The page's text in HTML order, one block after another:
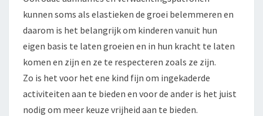
kunnen soms als elastieken de groei belemmeren en
daarom is het belangrijk om kinderen vanuit hun
eigen basis te laten groeien en in hun kracht te laten
komen en zijn en ze te respecteren zoals ze zijn.
Zo is het voor het ene kind fijn om ingekaderde
activiteiten aan te bieden en voor de ander is het juist
nodig om meer keuze vrijheid aan te bieden.